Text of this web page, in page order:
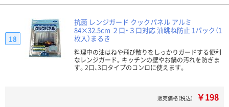
抗菌 レンジガード クックパネル アルミ
84×32.5cm ２口・３口対応 油跳ね防止 1パック（1
枚入）まるき
料理中の油はねや飛び散りをしっかりガードする便利
なレンジガード。キッチンの壁やお鍋の汚れを防ぎま
す。2口、3口タイプのコンロに使えます。
18
販売価格（税込） ￥198